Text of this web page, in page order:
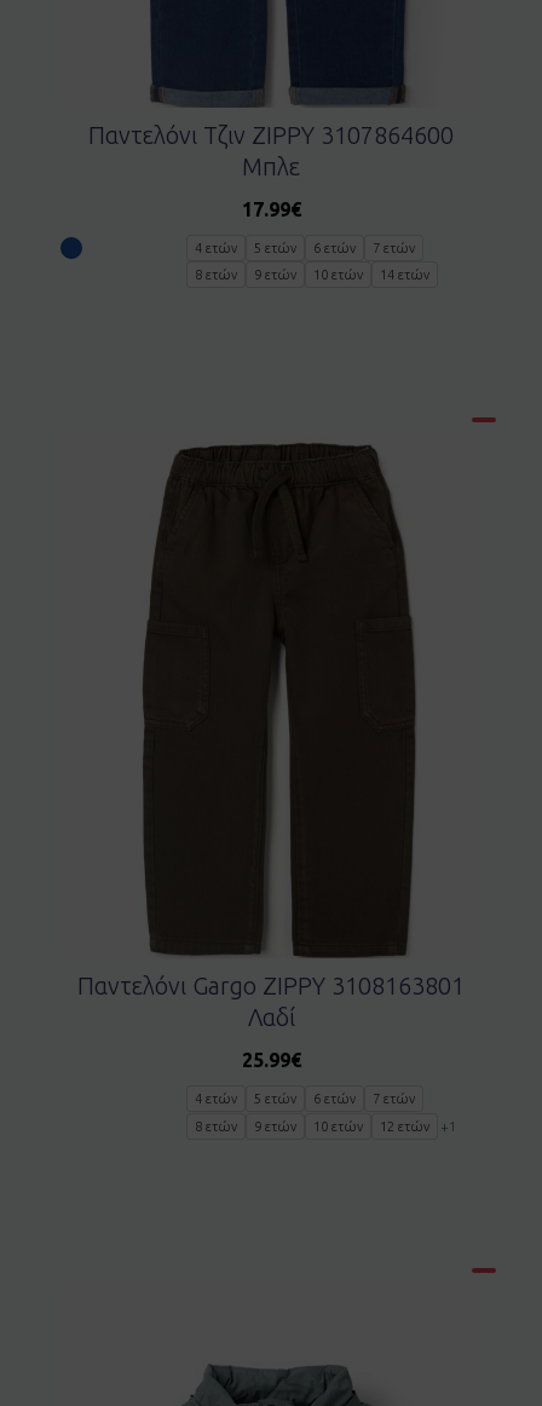
Παντελόνι Τζιν ZIPPY 3107864600
Μπλε
17.99€
4 ετών 5 ετών 6 ετών
7 ετών
8 ετών
9 ετών 10 ετών 14 ετών
Παντελόνι Gargo ZIPPY 3108163801
Λαδί
25.99€
4 ετών 5 ετών 6 ετών
7 ετών
8 ετών
9 ετών 10 ετών 12 ετών +1